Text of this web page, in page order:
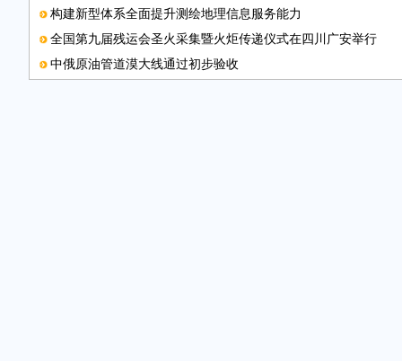
构建新型体系全面提升测绘地理信息服务能力
全国第九届残运会圣火采集暨火炬传递仪式在四川广安举行
中俄原油管道漠大线通过初步验收